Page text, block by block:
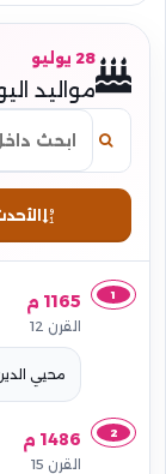
28 يوليو
مواليد
1 1165 م
القرن 12
محيي
2 1486 م
القرن 15